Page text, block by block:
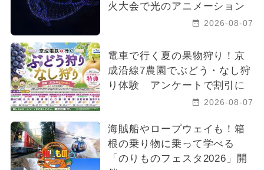
火大会で光のアニメーション
2026-08-07
電車で行く夏の果物狩り！京
成沿線7農園でぶどう・なし狩
り体験 アンケートで割引に
2026-08-07
海賊船やロープウェイも！箱
根の乗り物に乗って学べる
「のりものフェスタ2026」開